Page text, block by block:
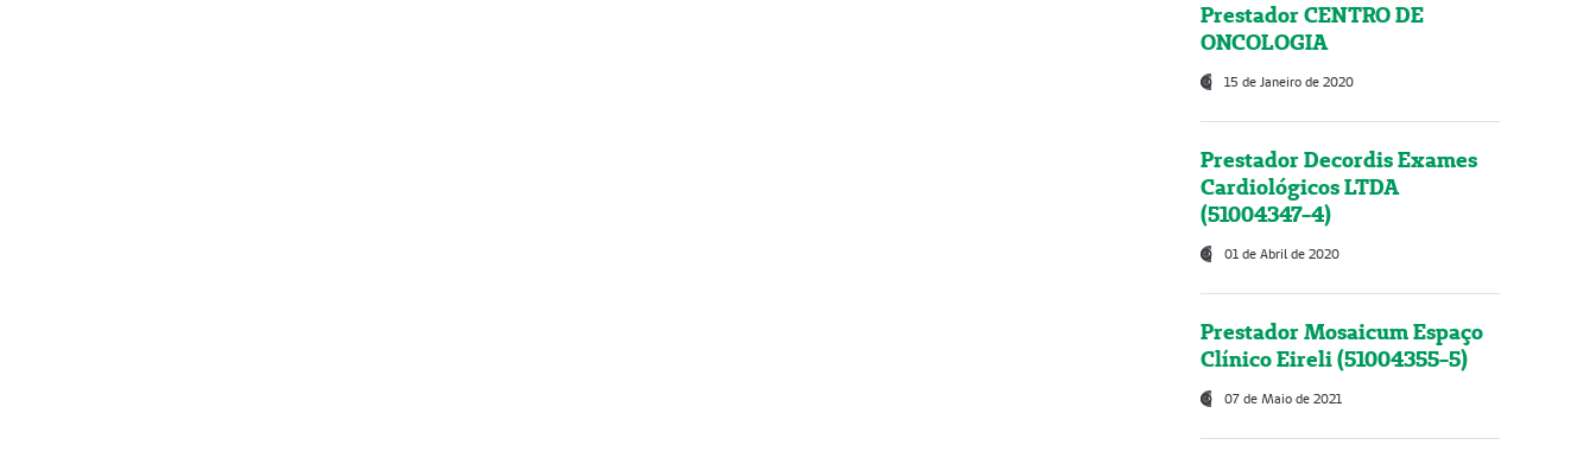
Prestador CENTRO DE
ONCOLOGIA
15 de Janeiro de 2020
Prestador Decordis Exames
Cardiológicos LTDA
(51004347-4)
01 de Abril de 2020
Prestador Mosaicum Espaço
Clínico Eireli (51004355-5)
07 de Maio de 2021